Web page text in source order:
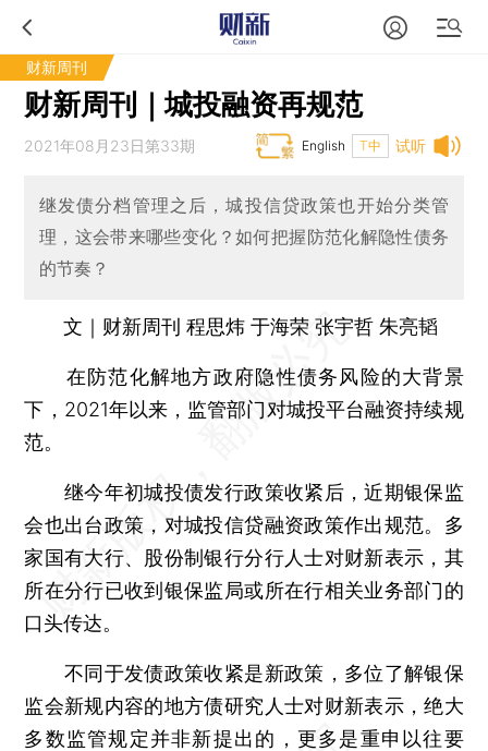
财新周刊
财新周刊｜城投融资再规范
试听
2021年08月23日第33期 T中
English
继发债分档管理之后，城投信贷政策也开始分类管
理，这会带来哪些变化？如何把握防范化解隐性债务
的节奏？
文｜财新周刊 程思炜 于海荣 张宇哲 朱亮韬
在防范化解地方政府隐性债务风险的大背景
下，2021年以来，监管部门对城投平台融资持续规
范。
继今年初城投债发行政策收紧后，近期银保监
会也出台政策，对城投信贷融资政策作出规范。多
家国有大行、股份制银行分行人士对财新表示，其
所在分行已收到银保监局或所在行相关业务部门的
口头传达。
不同于发债政策收紧是新政策，多位了解银保
监会新规内容的地方债研究人士对财新表示，绝大
多数监管规定并非新提出的，更多是重申以往要